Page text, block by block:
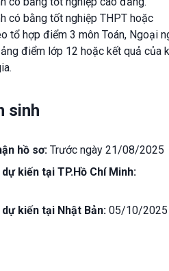
có bằng tốt nghiệp THPT hoặc
tổ hợp điểm 3 môn Toán, Ngoại
điểm lớp 12 hoặc kết quả của
sinh
hồ sơ: Trước ngày 21/08/2025
kiến tại TP.Hồ Chí Minh:
kiến tại Nhật Bản: 05/10/2025